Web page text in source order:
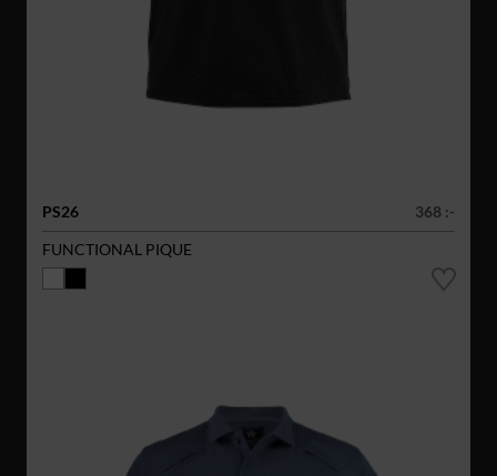
PS26
368 :-
FUNCTIONAL PIQUE